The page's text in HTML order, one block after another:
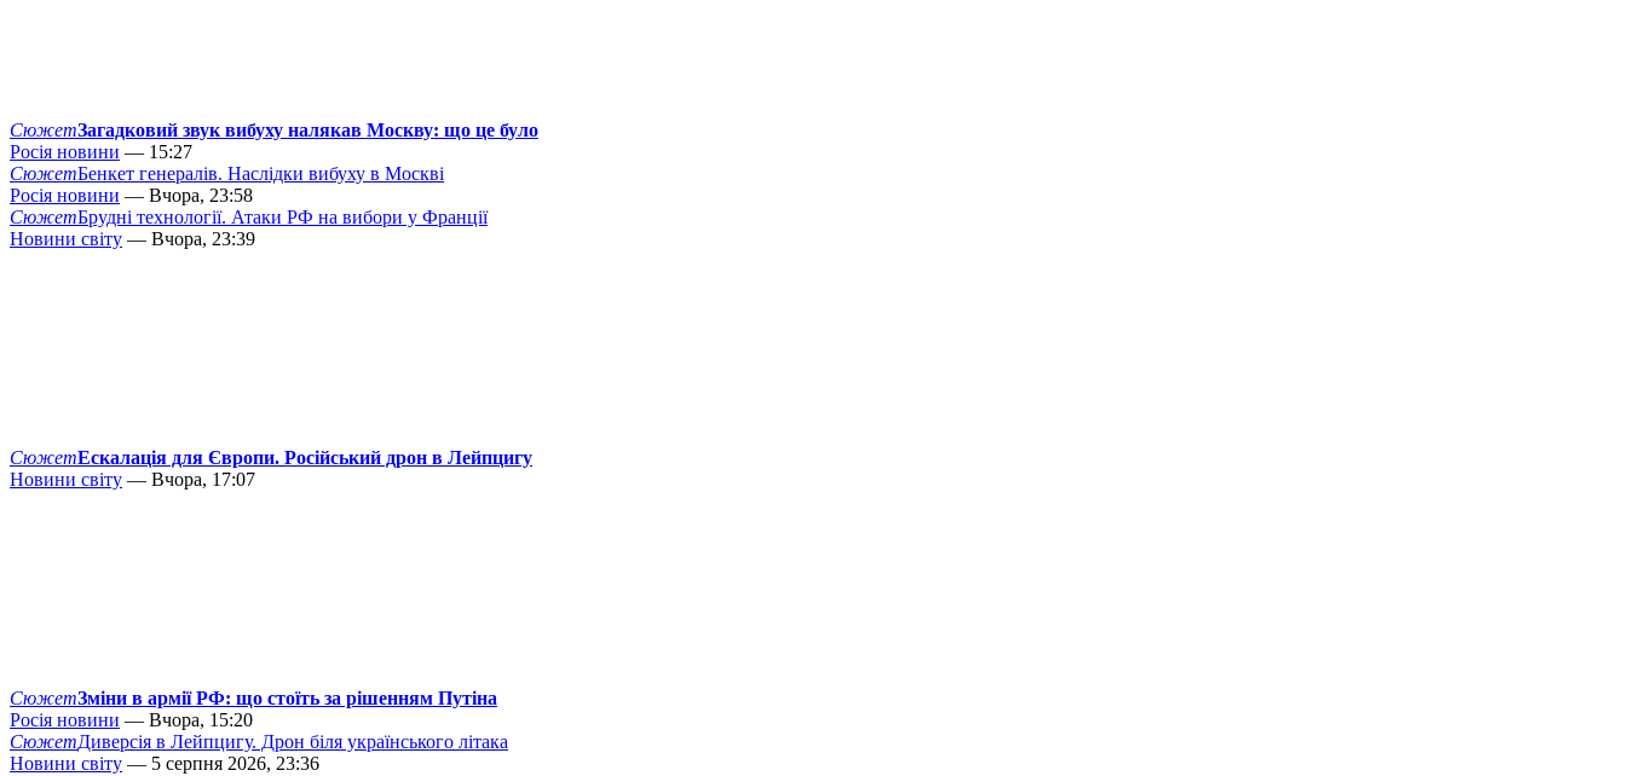
СюжетЗагадковий звук вибуху налякав Москву: що це було
Росія новини — 15:27
СюжетБенкет генералів. Наслідки вибуху в Москві
Росія новини — Вчора, 23:58
СюжетБрудні технології. Атаки РФ на вибори у Франції
Новини світу — Вчора, 23:39
СюжетЕскалація для Європи. Російський дрон в Лейпцигу
Новини світу — Вчора, 17:07
СюжетЗміни в армії РФ: що стоїть за рішенням Путіна
Росія новини — Вчора, 15:20
СюжетДиверсія в Лейпцигу. Дрон біля українського літака
Новини світу — 5 серпня 2026, 23:36